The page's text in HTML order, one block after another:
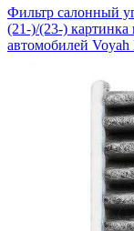
Фильтр салонный
(21-)/(23-) картинка
автомобилей